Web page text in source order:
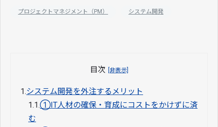
プロジェクトマネジメント（PM） システム開発
目次 [非表示]
1.システム開発を外注するメリット
1.1.①IT人材の確保・育成にコストをかけずに済
む